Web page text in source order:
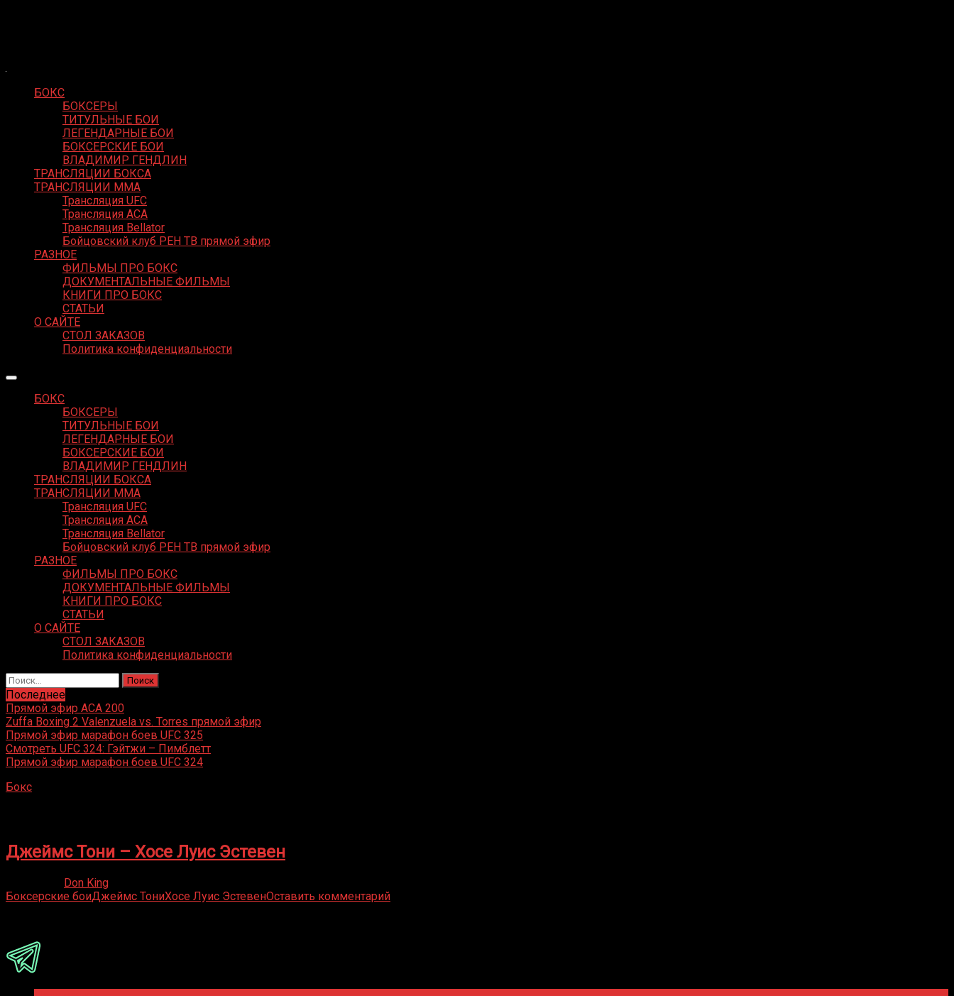
БОКС
БОКСЕРЫ
ТИТУЛЬНЫЕ БОИ
ЛЕГЕНДАРНЫЕ БОИ
БОКСЕРСКИЕ БОИ
ВЛАДИМИР ГЕНДЛИН
ТРАНСЛЯЦИИ БОКСА
ТРАНСЛЯЦИИ MMA
Трансляция UFC
Трансляция ACA
Трансляция Bellator
Бойцовский клуб РЕН ТВ прямой эфир
РАЗНОЕ
ФИЛЬМЫ ПРО БОКС
ДОКУМЕНТАЛЬНЫЕ ФИЛЬМЫ
КНИГИ ПРО БОКС
СТАТЬИ
О САЙТЕ
СТОЛ ЗАКАЗОВ
Политика конфиденциальности
БОКС
БОКСЕРЫ
ТИТУЛЬНЫЕ БОИ
ЛЕГЕНДАРНЫЕ БОИ
БОКСЕРСКИЕ БОИ
ВЛАДИМИР ГЕНДЛИН
ТРАНСЛЯЦИИ БОКСА
ТРАНСЛЯЦИИ MMA
Трансляция UFC
Трансляция ACA
Трансляция Bellator
Бойцовский клуб РЕН ТВ прямой эфир
РАЗНОЕ
ФИЛЬМЫ ПРО БОКС
ДОКУМЕНТАЛЬНЫЕ ФИЛЬМЫ
КНИГИ ПРО БОКС
СТАТЬИ
О САЙТЕ
СТОЛ ЗАКАЗОВ
Политика конфиденциальности
Найти:
Последнее
Прямой эфир ACA 200
Zuffa Boxing 2 Valenzuela vs. Torres прямой эфир
Прямой эфир марафон боев UFC 325
Смотреть UFC 324: Гэйтжи – Пимблетт
Прямой эфир марафон боев UFC 324
Бокс
Джеймс Тони – Хосе Луис Эстевен
Don King
Боксерские боиДжеймс ТониХосе Луис ЭстевенОставить комментарий